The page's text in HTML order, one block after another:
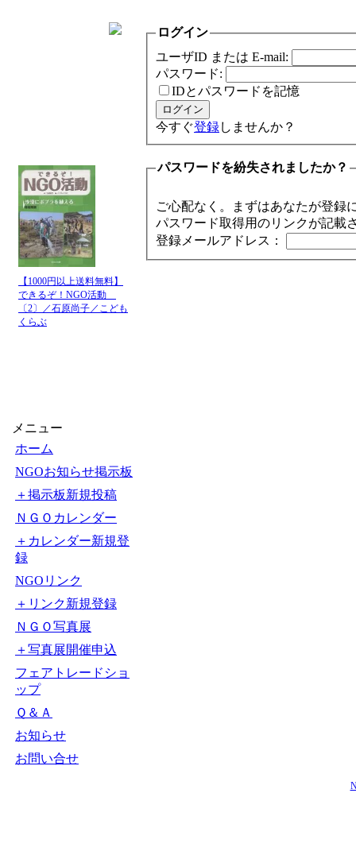
【1000円以上送料無料】
できるぞ！NGO活動
〔2〕／石原尚子／こども
くらぶ
メニュー
ホーム
NGOお知らせ掲示板
＋掲示板新規投稿
ＮＧＯカレンダー
＋カレンダー新規登
録
NGOリンク
＋リンク新規登録
ＮＧＯ写真展
＋写真展開催申込
フェアトレードショ
ップ
Ｑ＆Ａ
お知らせ
お問い合せ
ログイン
ユーザID または E-mail:
パスワード:
IDとパスワードを記憶
今すぐ登録しませんか？
パスワードを紛失されましたか？
ご心配なく。まずはあなたが登録
パスワード取得用のリンクが記載
登録メールアドレス：